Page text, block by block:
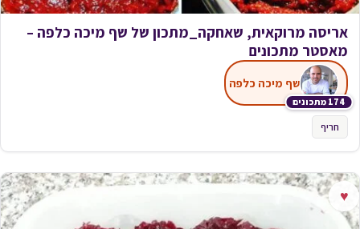
אריסה מרוקאית, שאחקה_מתכון של שף מיכה כלפה –
מאסטר מתכונים
174 מתכונים
שף מיכה כלפה
חריף
♥